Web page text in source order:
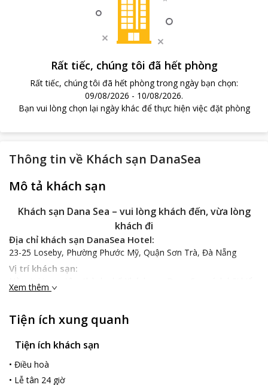
Rất tiếc, chúng tôi đã hết phòng
Rất tiếc, chúng tôi đã hết phòng trong ngày bạn chọn:
09/08/2026 - 10/08/2026.
Bạn vui lòng chọn lại ngày khác để thực hiện việc đặt phòng
Thông tin về Khách sạn DanaSea
Mô tả khách sạn
Khách sạn Dana Sea – vui lòng khách đến, vừa lòng
khách đi
Địa chỉ khách sạn DanaSea Hotel:
23-25 Loseby, Phường Phước Mỹ, Quận Sơn Trà, Đà Nẵng
Vị trí khách sạn:
Nằm tại trung tâm thành phố Khách sạn Dana Sea cách bãi biển
Mỹ Khê chỉ vài phút đi bộ. Nhờ vị trí lý tưởng nên du khách có
phố, cũng như hòa mình vào làn nước mát tại biển Mỹ Khê một
Đặc trưng của khách sạn:
Các phòng nghỉ tại khách sạn được thiết kế một các hiện đại,
trang nhã với 25 phòng, tòa nhà cao 7 tầng, cơ sở vật chất đầy
Xem thêm
Tiện ích xung quanh
Tiện ích khách sạn
• Điều hoà
• Lễ tân 24 giờ